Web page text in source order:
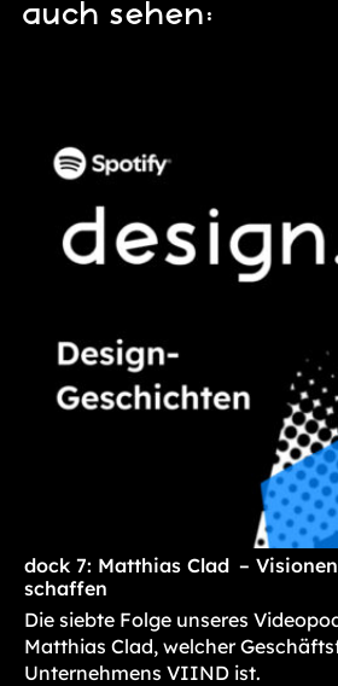
auch sehen:
dock 7: Matthias Clad –
schaffen
Die siebte Folge unseres
Matthias Clad, welcher
Unternehmens VIIND ist.